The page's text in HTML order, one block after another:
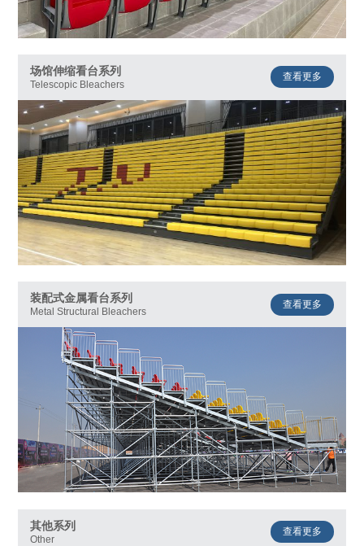
场馆伸缩看台系列
Telescopic Bleachers
查看更多
装配式金属看台系列
Metal Structural Bleachers
查看更多
其他系列
Other
查看更多